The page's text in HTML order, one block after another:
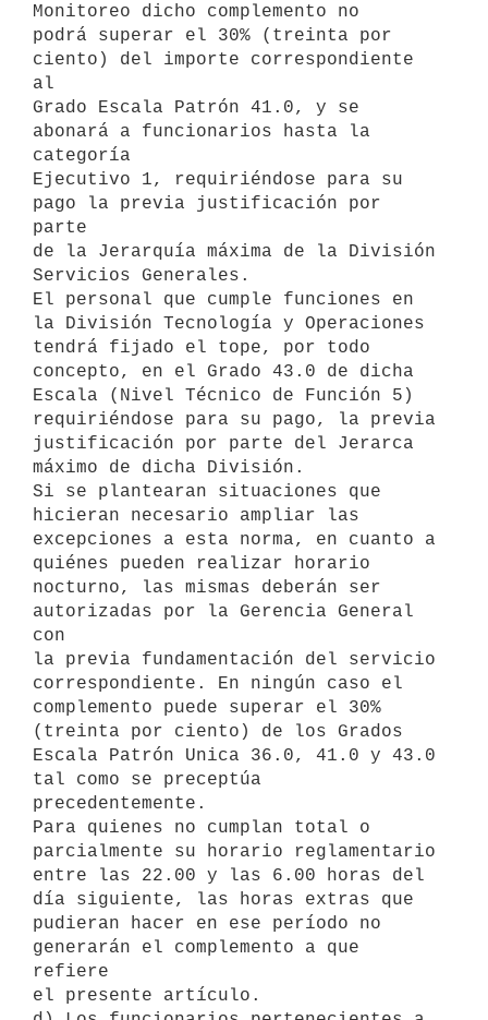
Monitoreo dicho complemento no
podrá superar el 30% (treinta por
ciento) del importe correspondiente
al
Grado Escala Patrón 41.0, y se
abonará a funcionarios hasta la
categoría
Ejecutivo 1, requiriéndose para su
pago la previa justificación por
parte
de la Jerarquía máxima de la División
Servicios Generales.
El personal que cumple funciones en
la División Tecnología y Operaciones
tendrá fijado el tope, por todo
concepto, en el Grado 43.0 de dicha
Escala (Nivel Técnico de Función 5)
requiriéndose para su pago, la previa
justificación por parte del Jerarca
máximo de dicha División.
Si se plantearan situaciones que
hicieran necesario ampliar las
excepciones a esta norma, en cuanto a
quiénes pueden realizar horario
nocturno, las mismas deberán ser
autorizadas por la Gerencia General
con
la previa fundamentación del servicio
correspondiente. En ningún caso el
complemento puede superar el 30%
(treinta por ciento) de los Grados
Escala Patrón Unica 36.0, 41.0 y 43.0
tal como se preceptúa
precedentemente.
Para quienes no cumplan total o
parcialmente su horario reglamentario
entre las 22.00 y las 6.00 horas del
día siguiente, las horas extras que
pudieran hacer en ese período no
generarán el complemento a que
refiere
el presente artículo.